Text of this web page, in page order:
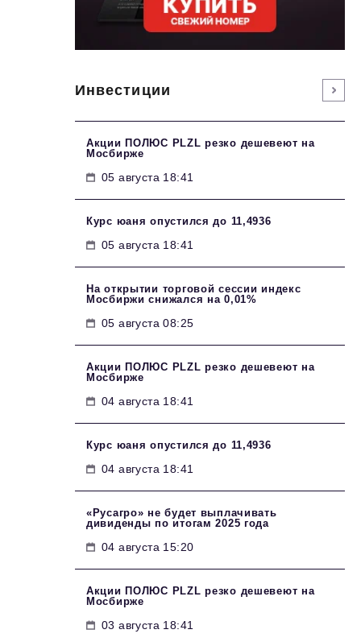
Инвестиции
Акции ПОЛЮС PLZL резко дешевеют на
Мосбирже
05 августа 18:41
Курс юаня опустился до 11,4936
05 августа 18:41
На открытии торговой сессии индекс
Мосбиржи снижался на 0,01%
05 августа 08:25
Акции ПОЛЮС PLZL резко дешевеют на
Мосбирже
04 августа 18:41
Курс юаня опустился до 11,4936
04 августа 18:41
«Русагро» не будет выплачивать
дивиденды по итогам 2025 года
04 августа 15:20
Акции ПОЛЮС PLZL резко дешевеют на
Мосбирже
03 августа 18:41